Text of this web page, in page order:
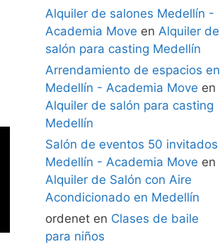
Alquiler de salones Medellín -
Academia Move en Alquiler de
salón para casting Medellín
Arrendamiento de espacios en
Medellín - Academia Move en
Alquiler de salón para casting
Medellín
Salón de eventos 50 invitados
Medellín - Academia Move en
Alquiler de Salón con Aire
Acondicionado en Medellín
ordenet en Clases de baile
para niños